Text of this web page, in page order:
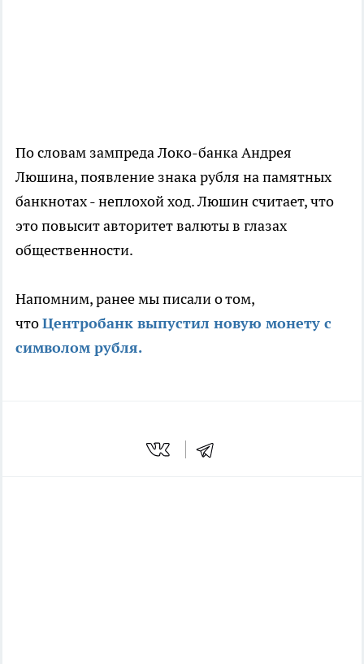
По словам зампреда Локо-банка Андрея
Люшина, появление знака рубля на памятных
банкнотах - неплохой ход. Люшин считает, что
это повысит авторитет валюты в глазах
общественности.
Напомним, ранее мы писали о том,
чтоЦентробанк выпустил новую монету с
символом рубля.